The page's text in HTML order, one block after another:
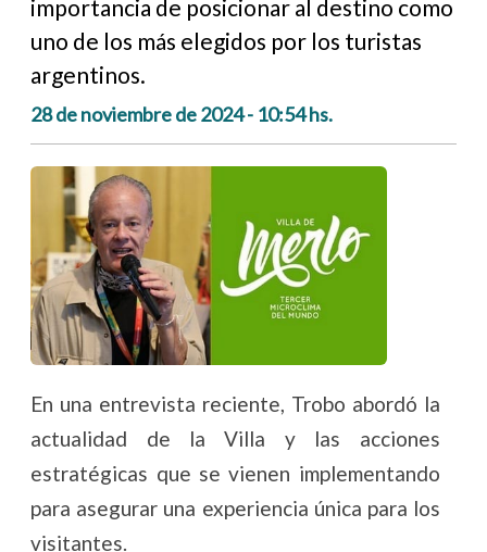
importancia de posicionar al destino como
uno de los más elegidos por los turistas
argentinos.
28 de noviembre de 2024 - 10:54 hs.
En una entrevista reciente, Trobo abordó la
actualidad de la Villa y las acciones
estratégicas que se vienen implementando
para asegurar una experiencia única para los
visitantes.